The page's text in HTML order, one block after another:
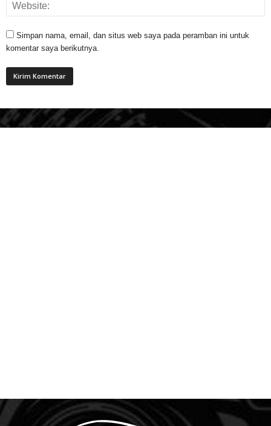
Simpan nama, email, dan situs web saya pada peramban ini untuk
komentar saya berikutnya.